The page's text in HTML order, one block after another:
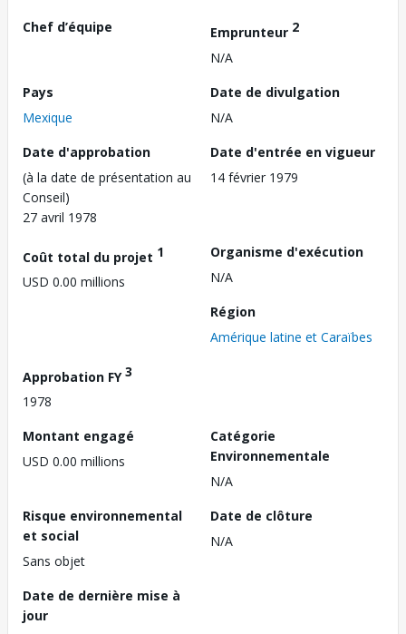
Chef d’équipe
Emprunteur 2
N/A
Pays
Mexique
Date de divulgation
N/A
Date d'approbation
(à la date de présentation au
Conseil)
27 avril 1978
Date d'entrée en vigueur
14 février 1979
Coût total du projet 1
USD 0.00 millions
Organisme d'exécution
N/A
Région
Amérique latine et Caraïbes
Approbation FY3
1978
Montant engagé
USD 0.00 millions
Catégorie
Environnementale
N/A
Risque environnemental
et social
Sans objet
Date de clôture
N/A
Date de dernière mise à
jour